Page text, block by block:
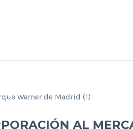
AL